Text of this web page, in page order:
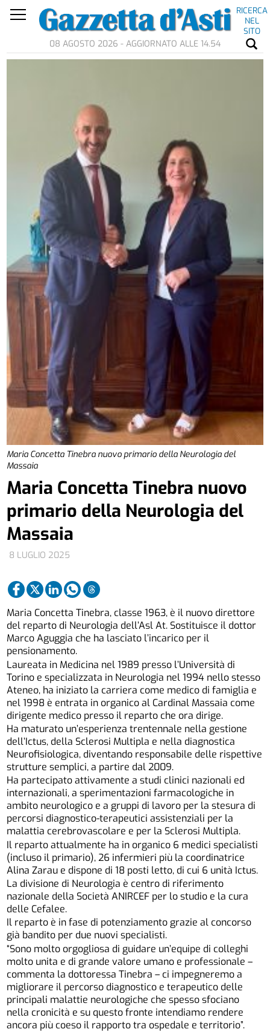
RICERCA
NEL
SITO
08 AGOSTO 2026 - AGGIORNATO ALLE 14.54
Maria Concetta Tinebra nuovo primario della Neurologia del
Massaia
8 LUGLIO 2025
Maria Concetta Tinebra nuovo
primario della Neurologia del
Massaia
Maria Concetta Tinebra, classe 1963, è il nuovo direttore
del reparto di Neurologia dell’Asl At. Sostituisce il dottor
Marco Aguggia che ha lasciato l’incarico per il
pensionamento.
Laureata in Medicina nel 1989 presso l’Università di
Torino e specializzata in Neurologia nel 1994 nello stesso
Ateneo, ha iniziato la carriera come medico di famiglia e
nel 1998 è entrata in organico al Cardinal Massaia come
dirigente medico presso il reparto che ora dirige.
Ha maturato un’esperienza trentennale nella gestione
dell’Ictus, della Sclerosi Multipla e nella diagnostica
Neurofisiologica, diventando responsabile delle rispettive
strutture semplici, a partire dal 2009.
Ha partecipato attivamente a studi clinici nazionali ed
internazionali, a sperimentazioni farmacologiche in
ambito neurologico e a gruppi di lavoro per la stesura di
percorsi diagnostico-terapeutici assistenziali per la
malattia cerebrovascolare e per la Sclerosi Multipla.
Il reparto attualmente ha in organico 6 medici specialisti
(incluso il primario), 26 infermieri più la coordinatrice
Alina Zarau e dispone di 18 posti letto, di cui 6 unità Ictus.
La divisione di Neurologia è centro di riferimento
nazionale della Società ANIRCEF per lo studio e la cura
delle Cefalee.
Il reparto è in fase di potenziamento grazie al concorso
già bandito per due nuovi specialisti.
“Sono molto orgogliosa di guidare un’equipe di colleghi
molto unita e di grande valore umano e professionale –
commenta la dottoressa Tinebra – ci impegneremo a
migliorare il percorso diagnostico e terapeutico delle
principali malattie neurologiche che spesso sfociano
nella cronicità e su questo fronte intendiamo rendere
ancora più coeso il rapporto tra ospedale e territorio”.